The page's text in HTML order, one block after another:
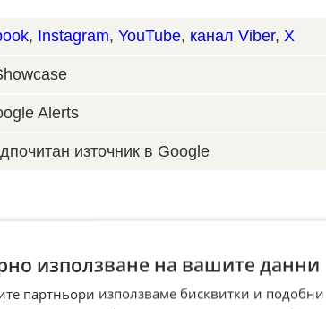
, Instagram, YouTube, канал Viber, X
Alerts
източник в Google
използване на вашите данни
партньори използваме бисквитки и подобни